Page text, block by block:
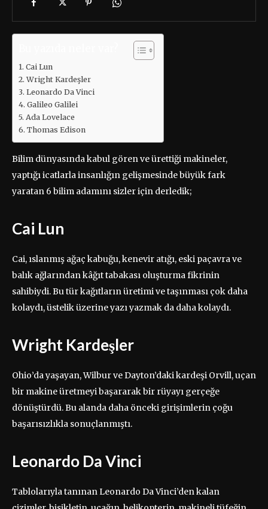
Cai Lun
Wright Kardeşler
Leonardo Da Vinci
Galileo Galilei
Ada Lovelace
Thomas Edison
Bilim dünyasında kabul gören ve ürettiği makineler,
yaptığı icatlarla insanlığın gelişmesinde büyük fark
yaratan 6 bilim adamını sizler için derledik;
Cai Lun
Cai, ıslanmış ağaç kabuğu, kenevir atığı, eski paçavra ve
balık ağlarından kâğıt tabakası oluşturma fikrinin
sahibiydi. Bu tür kağıtların üretimi ve taşınması çok daha
kolaydı, üstelik üzerine yazı yazmak da daha kolaydı.
Wright Kardeşler
Ohio’da yaşayan, Wilbur ve Dayton’daki kardeşi Orvill, uçan
bir makine üretmeyi başararak bir rüyayı gerçeğe
dönüştürdü. Bu alanda daha önceki girişimlerin çoğu
başarısızlıkla sonuçlanmıştı.
Leonardo Da Vinci
Tablolarıyla tanınan Leonardo Da Vinci’den kalan